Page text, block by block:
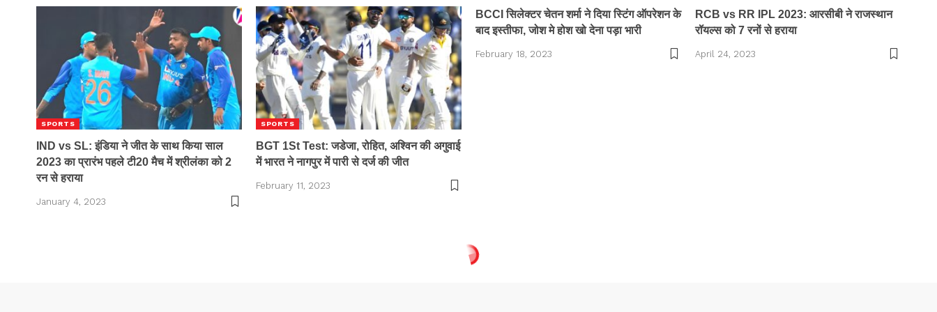
SPORTS
IND vs SL: इंडिया ने जीत के साथ किया साल
2023 का प्रारंभ पहले टी20 मैच में श्रीलंका को 2
रन से हराया
January 4, 2023
SPORTS
BGT 1St Test: जडेजा, रोहित, अश्विन की अगुवाई
में भारत ने नागपुर में पारी से दर्ज की जीत
February 11, 2023
BCCI सिलेक्टर चेतन शर्मा ने दिया स्टिंग ऑपरेशन के
बाद इस्तीफा, जोश मे होश खो देना पड़ा भारी
February 18, 2023
RCB vs RR IPL 2023: आरसीबी ने राजस्थान
रॉयल्स को 7 रनों से हराया
April 24, 2023